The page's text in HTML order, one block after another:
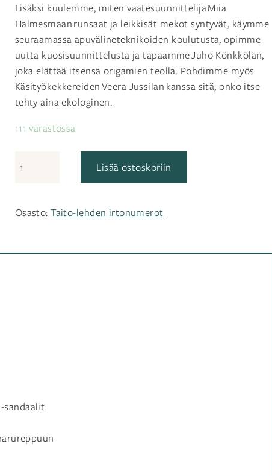
Lisäksi kuulemme, miten vaatesuunnittelija Miia
Halmesmaan runsaat ja leikkisät mekot syntyvät, käymme
seuraamassa apuvälineteknikoiden koulutusta, opimme
uutta kuosisuunnittelusta ja tapaamme Juho Könkkölän,
joka elättää itsensä origamien teolla. Pohdimme myös
Käsityökekkereiden Veera Jussilan kanssa sitä, onko itse
tehty aina ekologinen.
111 varastossa
3/22
Lisää ostoskoriin
Osasto:Taito-lehden irtonumerot
-sandaalit